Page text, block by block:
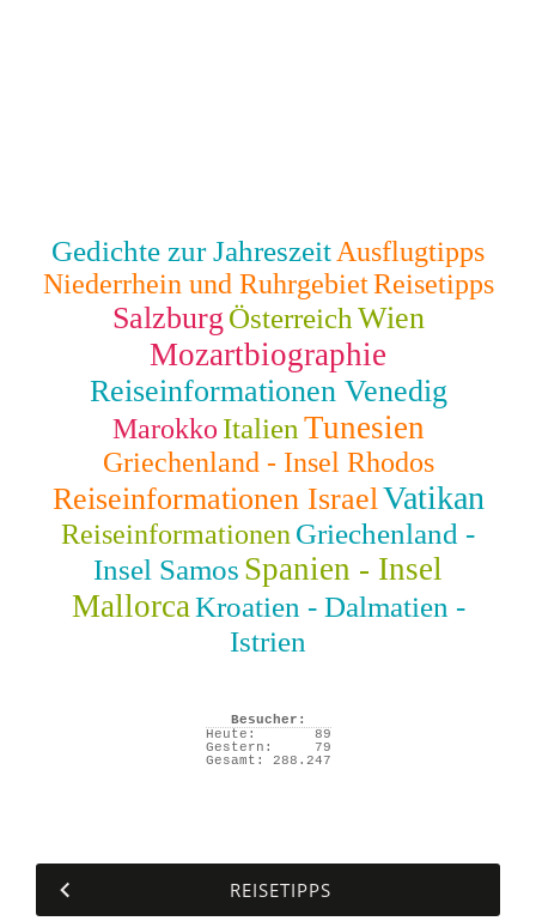
Gedichte zur JahreszeitAusflugtipps
Niederrhein und RuhrgebietReisetipps
Salzburg ÖsterreichWien
Mozartbiographie
Reiseinformationen Venedig
Marokko ItalienTunesien
Griechenland - Insel Rhodos
Reiseinformationen IsraelVatikan
ReiseinformationenGriechenland -
Insel Samos Spanien - Insel
MallorcaKroatien - Dalmatien -
Istrien
Besucher:
Heute:
89
Gestern:
79
Gesamt:
288.247
REISETIPPS